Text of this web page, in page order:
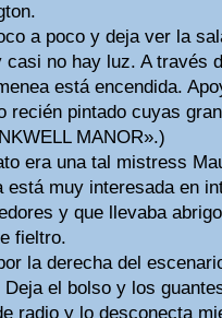
a poco y deja ver la
casi no hay luz. A través
está encendida.
recién pintado cuyas
MANOR».)
era una tal mistress
muy interesada en
y que llevaba
fieltro.
la derecha del
el bolso y los
radio y lo desconecta